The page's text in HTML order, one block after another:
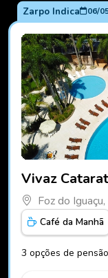
Zarpo Indica 06/
Vivaz
Foz do
Café da Manhã
3 opções de